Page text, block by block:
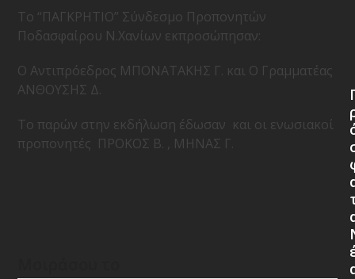
Το “ΠΑΓΚΡΗΤΙΟ” Σύνδεσμο Προπονητών
Ποδασφαίρου Ν.Χανίων εκπροσώπησαν:
O Aντιπρόεδρος ΜΠΟΝΑΤΑΚΗΣ Γ. και Ο Γραμματέας
ΑΝΘΟΥΣΗΣ Δ.
Το παρών στην εκδήλωση έδωσαν και οι ενωσιακοί
προπονητές ΠΡΟΚΟΣ Β. , ΜΗΝΑΣ Γ.